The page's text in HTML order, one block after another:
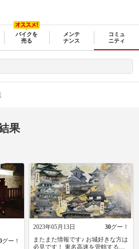
バイクを
売る
メンテ
ナンス
コミュ
ニティ
果
グー！
2023年05月13日 30グー！
またまた情報です♪ お城好きな方は
必見です！ 東名高速を管轄するネ